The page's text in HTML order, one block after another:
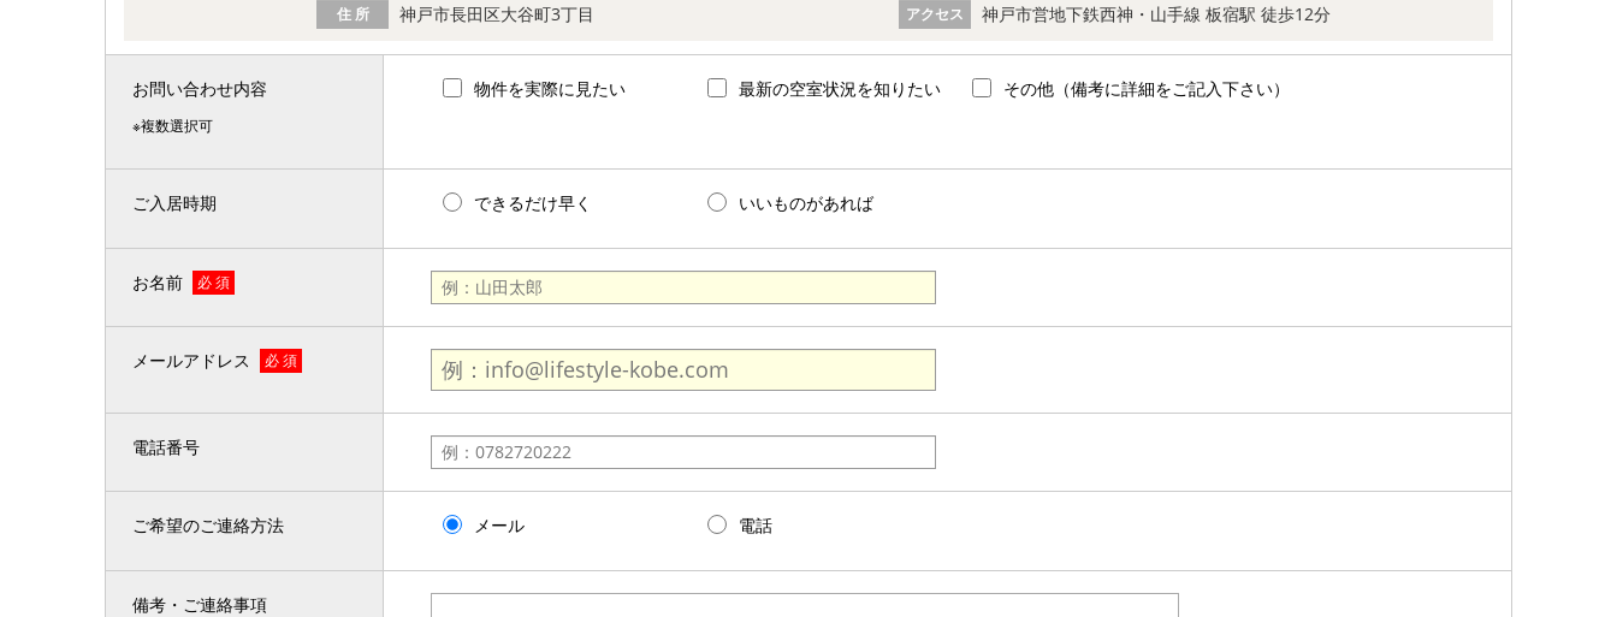
住 所 神戸市長田区大谷町3丁目 アクセス 神戸市営地下鉄西神・山手線 板宿駅 徒歩12分
お問い合わせ内容
※複数選択可
物件を実際に見たい 最新の空室状況を知りたい その他（備考に詳細をご記入下さい）
ご入居時期 できるだけ早く いいものがあれば
お名前 必 須
メールアドレス 必 須
電話番号
ご希望のご連絡方法 メール 電話
備考・ご連絡事項